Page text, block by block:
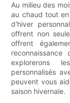
Au milieu des
au chaud tout
d'hiver
offrent non
offrent
explorerons
personnalisés
peuvent vous
saison hivernale.